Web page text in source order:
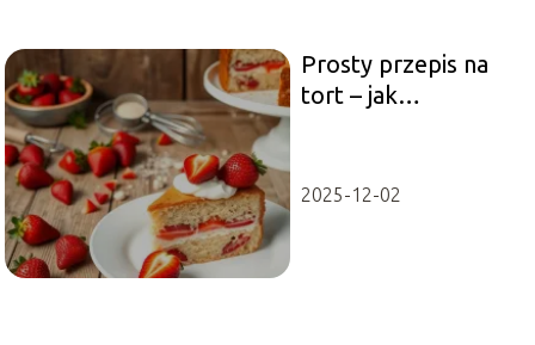
Prosty przepis na
tort – jak
truskawkowy?
2025-12-02